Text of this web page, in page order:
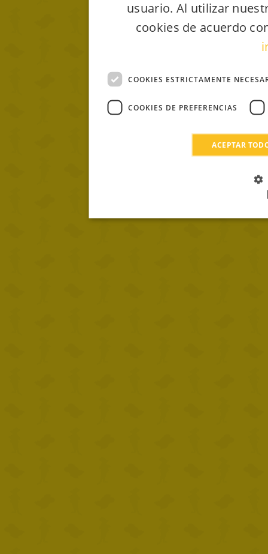
usuario. Al utilizar
cookies de acuerdo
COOKIES ESTRICTAMENTE
COOKIES DE PREFERENCIAS
ACEPTAR